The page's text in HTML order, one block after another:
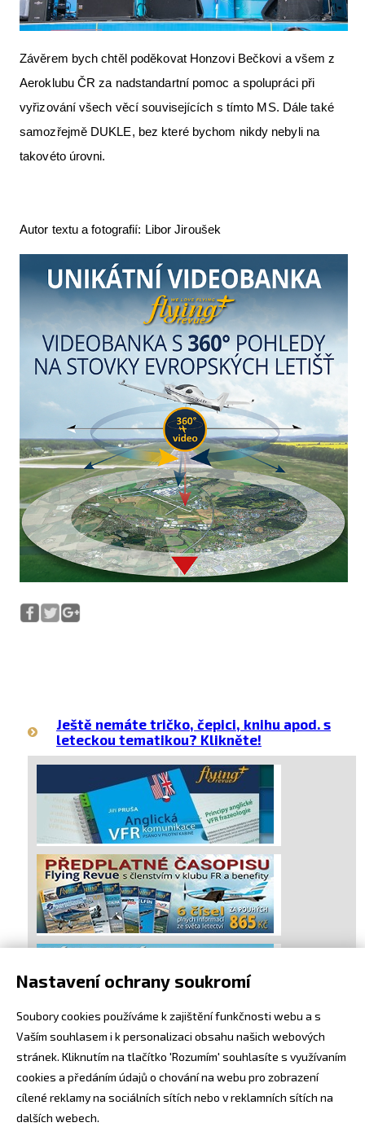
Závěrem bych chtěl poděkovat Honzovi Bečkovi a všem z
Aeroklubu ČR za nadstandartní pomoc a spolupráci při
vyřizování všech věcí souvisejících s tímto MS. Dále také
samozřejmě DUKLE, bez které bychom nikdy nebyli na
takovéto úrovni.
Autor textu a fotografií: Libor Jiroušek
Ještě nemáte tričko, čepici, knihu apod. s
leteckou tematikou? Klikněte!
Nastavení ochrany soukromí
Soubory cookies používáme k zajištění funkčnosti webu a s
Vaším souhlasem i k personalizaci obsahu našich webových
stránek. Kliknutím na tlačítko 'Rozumím' souhlasíte s využívaním
cookies a předáním údajů o chování na webu pro zobrazení
cílené reklamy na sociálních sítích nebo v reklamních sítích na
dalších webech.